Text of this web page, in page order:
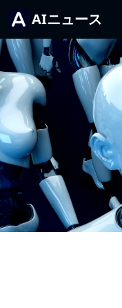
AIニュース